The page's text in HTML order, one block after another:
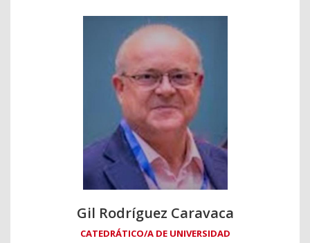
Gil Rodríguez Caravaca
CATEDRÁTICO/A DE UNIVERSIDAD